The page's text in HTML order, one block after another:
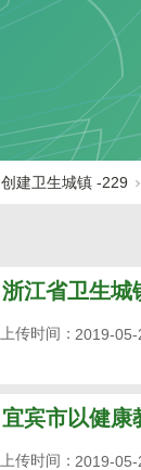
创建卫生城镇 -229
浙江省卫生城
2019-05-
上传时间：
宜宾市以健康
2019-05-
上传时间：